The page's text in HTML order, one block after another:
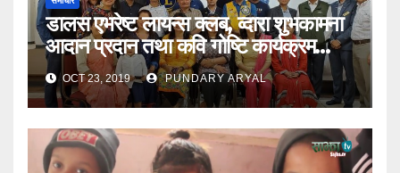
डालस एभरेष्ट लायन्स क्लब, व्दारा शुभकामना
आदान प्रदान तथा कवि गोष्टि कार्यक्रम
सम्पन्न
OCT 23, 2019 PUNDARY ARYAL